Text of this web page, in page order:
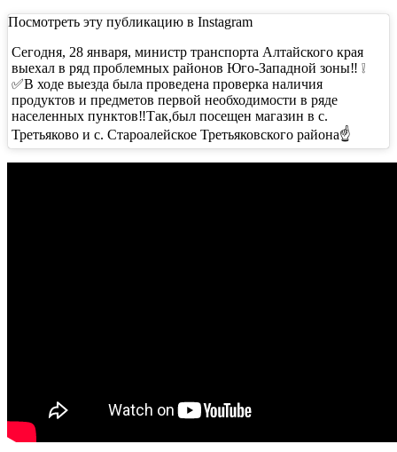
Посмотреть эту публикацию в Instagram
Сегодня, 28 января, министр транспорта Алтайского края
выехал в ряд проблемных районов Юго-Западной зоны‼️ ❕
✅В ходе выезда была проведена проверка наличия
продуктов и предметов первой необходимости в ряде
населенных пунктов‼️Так,был посещен магазин в с.
Третьяково и с. Староалейское Третьяковского района☝